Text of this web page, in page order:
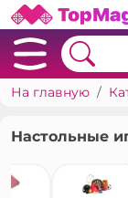
На главную
Настольные